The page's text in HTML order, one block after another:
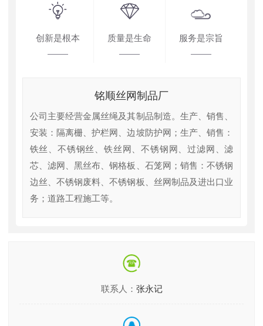
创新是根本 质量是生命 服务是宗旨
铭顺丝网制品厂
公司主要经营金属丝绳及其制品制造。生产、销售、
安装：隔离栅、护栏网、边坡防护网；生产、销售：
铁丝、不锈钢丝、铁丝网、不锈钢网、过滤网、滤
芯、滤网、黑丝布、钢格板、石笼网；销售：不锈钢
边丝、不锈钢废料、不锈钢板、丝网制品及进出口业
务；道路工程施工等。
联系人： 张永记